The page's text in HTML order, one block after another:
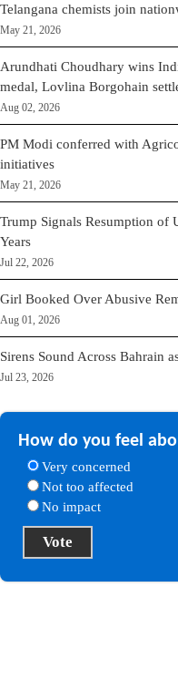
Telangana chemists join
May 21, 2026
Arundhati Choudhary wins
medal, Lovlina Borgohain
Aug 02, 2026
PM Modi conferred with
initiatives
May 21, 2026
Trump Signals Resumption of
Years
Jul 22, 2026
Girl Booked Over Abusive
Aug 01, 2026
Sirens Sound Across Bahrain
Jul 23, 2026
How do you feel
Very concerned
Not too affected
No impact